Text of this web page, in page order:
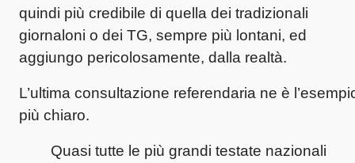
quindi più credibile di quella dei tradizionali
giornaloni o dei TG, sempre più lontani, ed
aggiungo pericolosamente, dalla realtà.
L’ultima consultazione referendaria ne è
più chiaro.
Quasi tutte le più grandi testate nazionali